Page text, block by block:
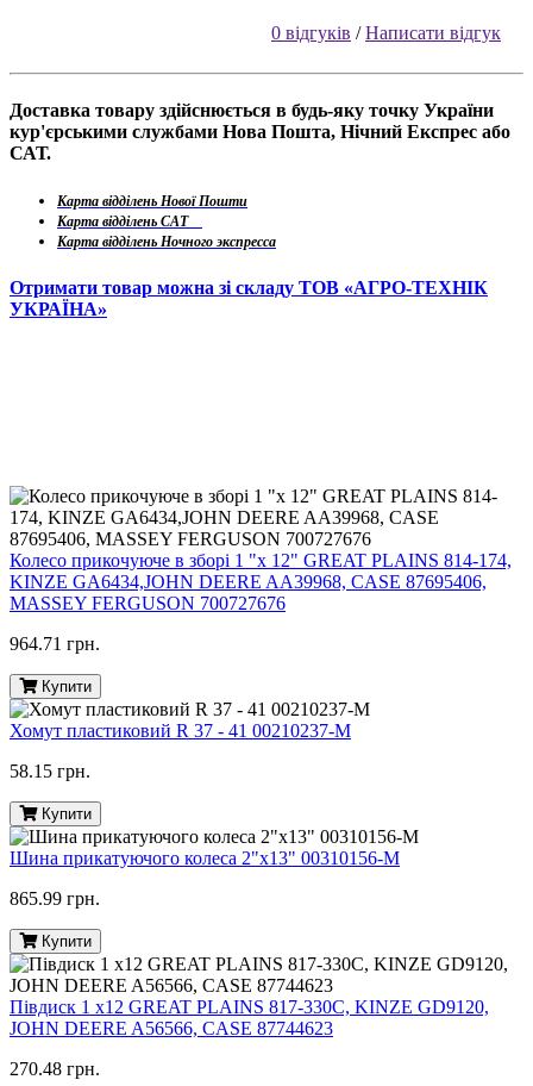
0 відгуків /Написати відгук
Доставка товару здійснюється в будь-яку точку України
кур'єрськими службами Нова Пошта, Нічний Експрес або
САТ.
Карта відділень Нової Пошти
Карта відділень САТ
Карта відділень Ночного экспресса
Отримати товар можна зі складу ТОВ «АГРО-ТЕХНІК
УКРАЇНА»
Колесо прикочуюче в зборі 1 "х 12" GREAT PLAINS 814-174,
KINZE GA6434,JOHN DEERE AA39968, CASE 87695406,
MASSEY FERGUSON 700727676
964.71 грн.
Купити
Хомут пластиковий R 37 - 41 00210237-M
58.15 грн.
Купити
Шина прикатуючого колеса 2"х13" 00310156-M
865.99 грн.
Купити
Півдиск 1 х12 GREAT PLAINS 817-330C, KINZE GD9120,
JOHN DEERE A56566, CASE 87744623
270.48 грн.